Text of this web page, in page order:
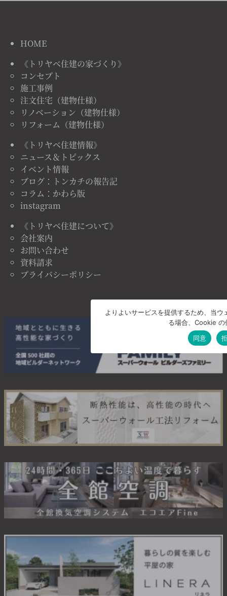
HOME
《トリヤベ住建の家づくり》
コンセプト
施工事例
注文住宅（建物仕様）
リノベーション（建物仕様）
リフォーム（建物仕様）
《トリヤベ住建情報》
ニュース＆トピックス
イベント情報
ブログ：トンカチの報告記
コラム：かわら版
instagram
《トリヤベ住建について》
会社案内
お問い合わせ
資料請求
プライバシーポリシー
よりよいサービスを提供するため、当
る場合、Cookie の
同意